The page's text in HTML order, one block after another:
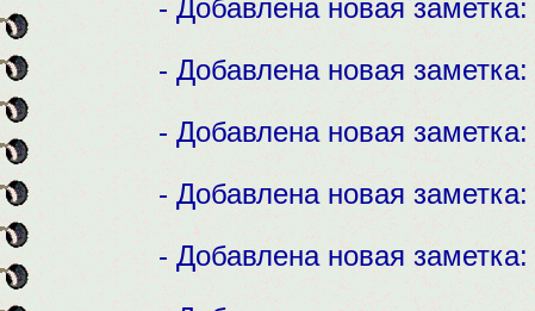
- Добавлена новая заметка:
- Добавлена новая заметка:
- Добавлена новая заметка:
- Добавлена новая заметка:
- Добавлена новая заметка: